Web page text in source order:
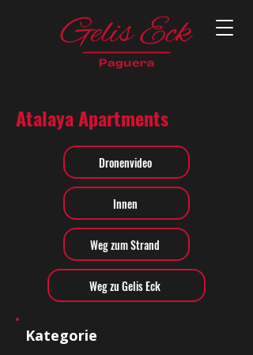
Atalaya Apartments
Dronenvideo
Innen
Weg zum Strand
Weg zu Gelis Eck
Kategorie